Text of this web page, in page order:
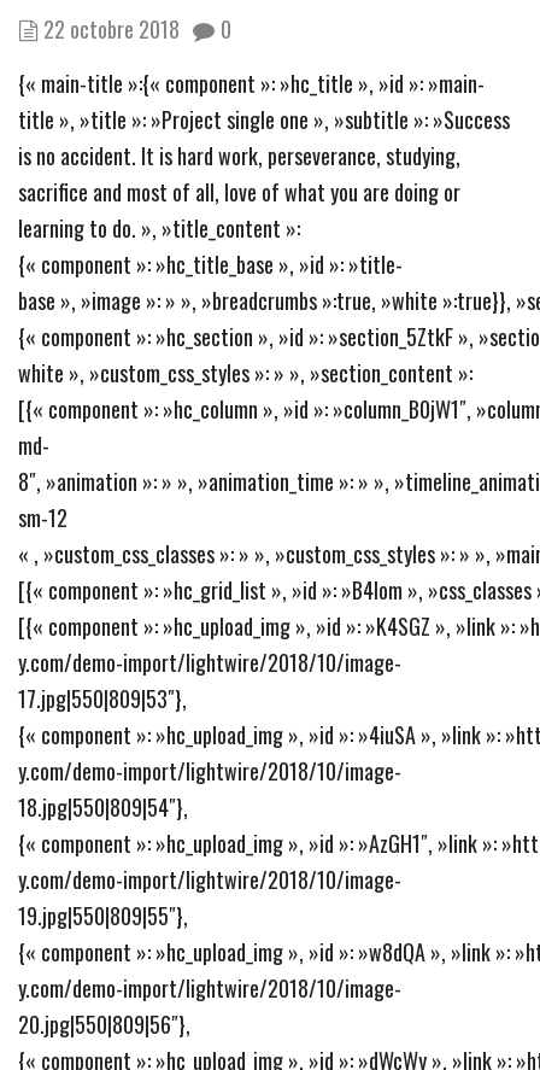
22 octobre 2018
0
{« main-title »:{« component »: »hc_title », »id »: »main-
title », »title »: »Project single one », »subtitle »: »Success
is no accident. It is hard work, perseverance, studying,
sacrifice and most of all, love of what you are doing or
learning to do. », »title_content »:
{« component »: »hc_title_base », »id »: »title-
base », »image »: » », »breadcrumbs »:true, »white »:true}},
{« component »: »hc_section », »id »: »section_5ZtkF »,
white », »custom_css_styles »: » », »section_content »:
[{« component »: »hc_column », »id »: »column_B0jW1″,
md-
8″, »animation »: » », »animation_time »: » »,
sm-12
« , »custom_css_classes »: » », »custom_css_styles »: » »,
[{« component »: »hc_grid_list », »id »: »B4Iom »,
[{« component »: »hc_upload_img », »id »: »K4SGZ », »link »:
y.com/demo-import/lightwire/2018/10/image-
17.jpg|550|809|53″},
{« component »: »hc_upload_img », »id »: »4iuSA », »link »:
y.com/demo-import/lightwire/2018/10/image-
18.jpg|550|809|54″},
{« component »: »hc_upload_img », »id »: »AzGH1″, »link »:
y.com/demo-import/lightwire/2018/10/image-
19.jpg|550|809|55″},
{« component »: »hc_upload_img », »id »: »w8dQA », »link »:
y.com/demo-import/lightwire/2018/10/image-
20.jpg|550|809|56″},
{« component »: »hc_upload_img », »id »: »dWcWy », »link »: